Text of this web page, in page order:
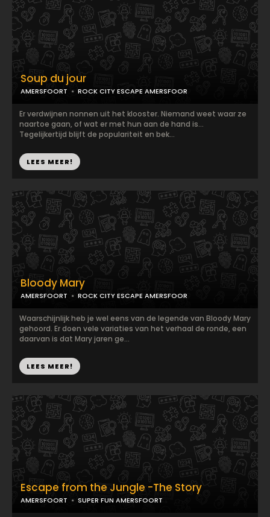
Soup du jour
AMERSFOORT ROCK CITY ESCAPE AMERSFOOR
Er verdwijnen nonnen uit het klooster. Niemand weet waar ze
naartoe gaan, of wat er met hun aan de hand is…
Tegelijkertijd blijft de populariteit en bek...
LEES MEER!
Escape from the Jungle -The Story
AMERSFOORT SUPER FUN AMERSFOORT
Bloody Mary
AMERSFOORT ROCK CITY ESCAPE AMERSFOOR
Waarschijnlijk heb je wel eens van de legende van Bloody Mary
gehoord. Er doen vele variaties van het verhaal de ronde, een
daarvan is dat Mary jaren ge...
LEES MEER!